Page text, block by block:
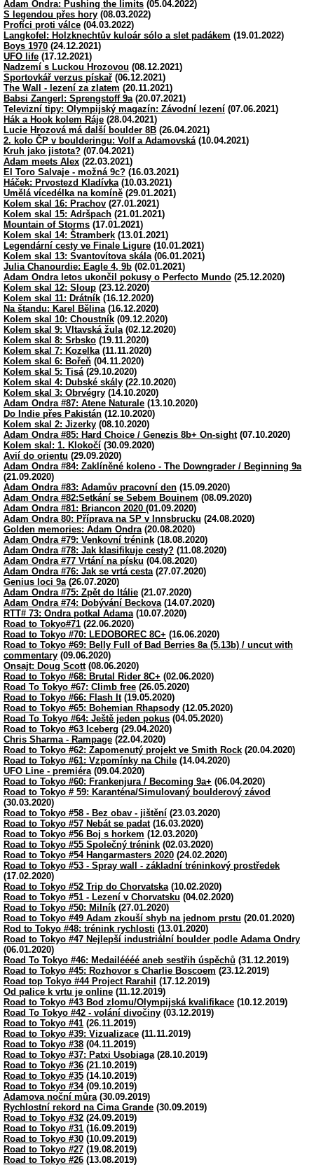
Adam Ondra: Pushing the limits (05.04.2022)
S legendou přes hory (08.03.2022)
Profíci proti válce (04.03.2022)
Langkofel: Holzknechtův kuloár sólo a slet padákem (19.01.2022)
Boys 1970 (24.12.2021)
UFO life (17.12.2021)
Nadzemí s Luckou Hrozovou (08.12.2021)
Sportovkář verzus pískař (06.12.2021)
The Wall - lezení za zlatem (20.11.2021)
Babsi Zangerl: Sprengstoff 9a(20.07.2021)
Televizní tipy: Olympijský magazín: Závodní lezení (07.06.2021)
Hák a Hook kolem Ráje (28.04.2021)
Lucie Hrozová má další boulder 8B (26.04.2021)
2. kolo ČP v boulderingu: Volf a Adamovská(10.04.2021)
Kruh jako jistota? (07.04.2021)
Adam meets Alex (22.03.2021)
El Toro Salvaje - možná 9c? (16.03.2021)
Háček: Prvostezd Kladívka(10.03.2021)
Umělá vícedélka na komíně (29.01.2021)
Kolem skal 16: Prachov (27.01.2021)
Kolem skal 15: Adršpach (21.01.2021)
Mountain of Storms (17.01.2021)
Kolem skal 14: Štramberk (13.01.2021)
Legendární cesty ve Finale Ligure (10.01.2021)
Kolem skal 13: Svantovítova skála(06.01.2021)
Julia Chanourdie: Eagle 4, 9b (02.01.2021)
Adam Ondra letos ukončil pokusy o Perfecto Mundo (25.12.2020)
Kolem skal 12: Sloup (23.12.2020)
Kolem skal 11: Drátník (16.12.2020)
Na štandu: Karel Bělina(16.12.2020)
Kolem skal 10: Choustník (09.12.2020)
Kolem skal 9: Vltavská žula(02.12.2020)
Kolem skal 8: Srbsko (19.11.2020)
Kolem skal 7: Kozelka(11.11.2020)
Kolem skal 6: Bořeň (04.11.2020)
Kolem skal 5: Tisá(29.10.2020)
Kolem skal 4: Dubské skály (22.10.2020)
Kolem skal 3: Obrvégry (14.10.2020)
Adam Ondra #87: Atene Naturale (13.10.2020)
Do Indie přes Pakistán (12.10.2020)
Kolem skal 2: Jizerky (08.10.2020)
Adam Ondra #85: Hard Choice / Genezis 8b+ On-sight(07.10.2020)
Kolem skal: 1. Klokočí (30.09.2020)
Avií do orientu (29.09.2020)
Adam Ondra #84: Zaklíněné koleno - The Downgrader / Beginning 9a
(21.09.2020)
Adam Ondra #83: Adamův pracovní den (15.09.2020)
Adam Ondra #82:Setkání se Sebem Bouinem (08.09.2020)
Adam Ondra #81: Briancon 2020 (01.09.2020)
Adam Ondra 80: Příprava na SP v Innsbrucku (24.08.2020)
Golden memories: Adam Ondra(20.08.2020)
Adam Ondra #79: Venkovní trénink (18.08.2020)
Adam Ondra #78: Jak klasifikuje cesty? (11.08.2020)
Adam Ondra #77 Vrtání na písku (04.08.2020)
Adam Ondra #76: Jak se vrtá cesta(27.07.2020)
Genius loci 9a(26.07.2020)
Adam Ondra #75: Zpět do Itálie (21.07.2020)
Adam Ondra #74: Dobývání Beckova(14.07.2020)
RTT# 73: Ondra potkal Adama(10.07.2020)
Road to Tokyo#71 (22.06.2020)
Road to Tokyo #70: LEDOBOREC 8C+ (16.06.2020)
Road to Tokyo #69: Belly Full of Bad Berries 8a (5.13b) / uncut with
commentary (09.06.2020)
Onsajt: Doug Scott(08.06.2020)
Road to Tokyo #68: Brutal Rider 8C+ (02.06.2020)
Road To Tokyo #67: Climb free (26.05.2020)
Road to Tokyo #66: Flash It(19.05.2020)
Road to Tokyo #65: Bohemian Rhapsody (12.05.2020)
Road To Tokyo #64: Ještě jeden pokus (04.05.2020)
Road to Tokyo #63 Iceberg (29.04.2020)
Chris Sharma - Rampage (22.04.2020)
Road to Tokyo #62: Zapomenutý projekt ve Smith Rock (20.04.2020)
Road to Tokyo #61: Vzpomínky na Chile (14.04.2020)
UFO Line - premiéra(09.04.2020)
Road to Tokyo #60: Frankenjura / Becoming 9a+ (06.04.2020)
Road to Tokyo # 59: Karanténa/Simulovaný boulderový závod
(30.03.2020)
Road to Tokyo #58 - Bez obav - jištění (23.03.2020)
Road to Tokyo #57 Nebát se padat(16.03.2020)
Road to Tokyo #56 Boj s horkem (12.03.2020)
Road to Tokyo #55 Společný trénink (02.03.2020)
Road to Tokyo #54 Hangarmasters 2020 (24.02.2020)
Road to Tokyo #53 - Spray wall - základní tréninkový prostředek
(17.02.2020)
Road to Tokyo #52 Trip do Chorvatska(10.02.2020)
Road to Tokyo #51 - Lezení v Chorvatsku (04.02.2020)
Road to Tokyo #50: Milník (27.01.2020)
Road to Tokyo #49 Adam zkouší shyb na jednom prstu (20.01.2020)
Rod to Tokyo #48: trénink rychlosti (13.01.2020)
Road to Tokyo #47 Nejlepší industriální boulder podle Adama Ondry
(06.01.2020)
Road To Tokyo #46: Medailéééé aneb sestřih úspěchů (31.12.2019)
Road to Tokyo #45: Rozhovor s Charlie Boscoem (23.12.2019)
Road top Tokyo #44 Project Rarahil (17.12.2019)
Od palice k vrtu je online (11.12.2019)
Road to Tokyo #43 Bod zlomu/Olympijská kvalifikace (10.12.2019)
Road To Tokyo #42 - volání divočiny (03.12.2019)
Road to Tokyo #41 (26.11.2019)
Road to Tokyo #39: Vizualizace (11.11.2019)
Road to Tokyo #38 (04.11.2019)
Road to Tokyo #37: Patxi Usobiaga(28.10.2019)
Road to Tokyo #36 (21.10.2019)
Road to Tokyo #35 (14.10.2019)
Road to Tokyo #34(09.10.2019)
Adamova noční můra(30.09.2019)
Rychlostní rekord na Cima Grande (30.09.2019)
Road to Tokyo #32 (24.09.2019)
Road to Tokyo #31 (16.09.2019)
Road to Tokyo #30 (10.09.2019)
Road to Tokyo #27 (19.08.2019)
Road to Tokyo #26 (13.08.2019)